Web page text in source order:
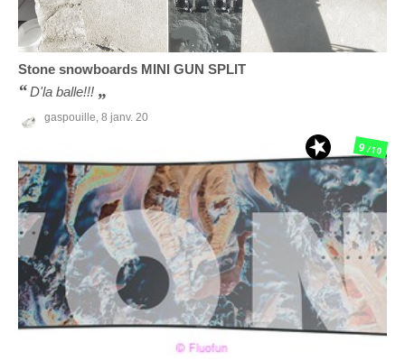
Stone snowboards MINI GUN SPLIT
D'la balle!!!
gaspouille, 8 janv. 20
9/10